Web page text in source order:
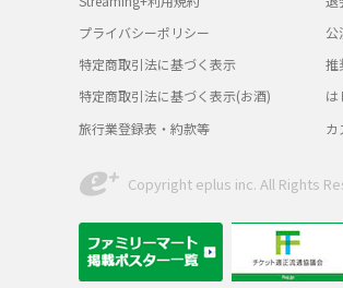
プライバシーポリシー
特定商取引法に基づく表示
特定商取引法に基づく表示(お酒)
旅行業登録表・約款等
公
推
は
カ
Copyright eplus inc. All Rights